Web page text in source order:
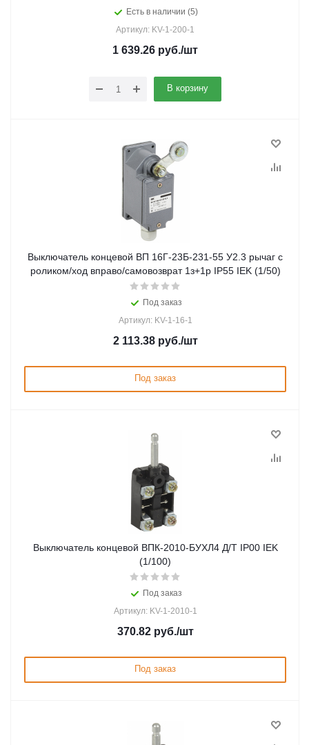
Есть в наличии (5)
Артикул: KV-1-200-1
1 639.26 руб./шт
В корзину
Выключатель концевой ВП 16Г-23Б-231-55 У2.3 рычаг с
роликом/ход вправо/cамовозврат 1з+1р IP55 IEK (1/50)
Под заказ
Артикул: KV-1-16-1
2 113.38руб./шт
Под заказ
Выключатель концевой ВПК-2010-БУХЛ4 Д/Т IP00 IEK
(1/100)
Под заказ
Артикул: KV-1-2010-1
370.82руб./шт
Под заказ